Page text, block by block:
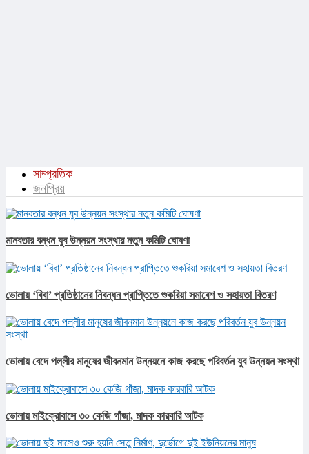
সাম্প্রতিক
জনপ্রিয়
মানবতার বন্ধন যুব উন্নয়ন সংস্থার নতুন কমিটি ঘোষণা
ভোলায় ‘বিবা’ প্রতিষ্ঠানের নিবন্ধন প্রাপ্তিতে শুকরিয়া সমাবেশ ও সহায়তা বিতরণ
ভোলায় বেদে পল্লীর মানুষের জীবনমান উন্নয়নে কাজ করছে পরিবর্তন যুব উন্নয়ন সংস্থা
ভোলায় মাইক্রোবাসে ৩০ কেজি গাঁজা, মাদক কারবারি আটক